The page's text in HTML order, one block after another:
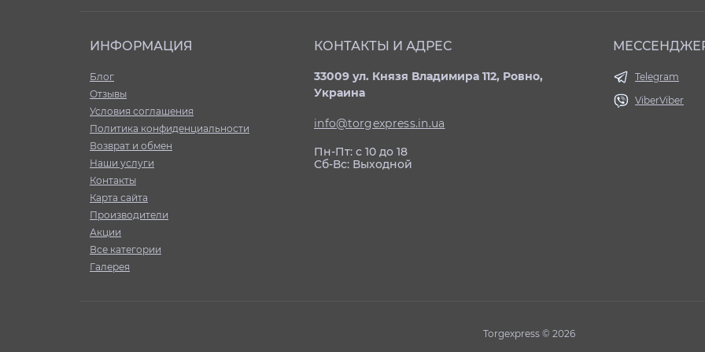
ИНФОРМАЦИЯ
Блог
Отзывы
Условия соглашения
Политика конфиденциальности
Возврат и обмен
Наши услуги
Контакты
Карта сайта
Производители
Акции
Все категории
Галерея
КОНТАКТЫ И АДРЕС
33009 ул. Князя Владимира 112, Ровно,
Украина
info@torgexpress.in.ua
Пн-Пт: с 10 до 18
Сб-Вс: Выходной
Telegram
ViberViber
Torgexpress © 2026